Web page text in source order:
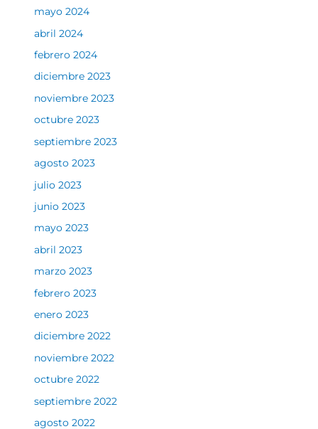
mayo 2024
abril 2024
febrero 2024
diciembre 2023
noviembre 2023
octubre 2023
septiembre 2023
agosto 2023
julio 2023
junio 2023
mayo 2023
abril 2023
marzo 2023
febrero 2023
enero 2023
diciembre 2022
noviembre 2022
octubre 2022
septiembre 2022
agosto 2022